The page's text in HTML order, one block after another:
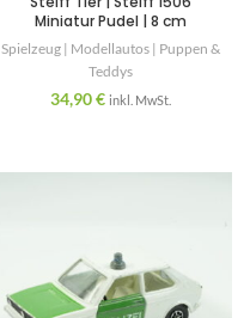
Miniatur Pudel | 8 cm
Spielzeug | Modellautos | Puppen &
Teddys
34,90€ inkl. MwSt.